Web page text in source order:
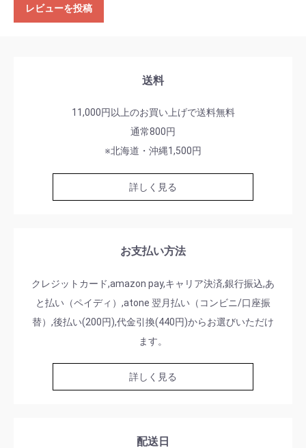
レビューを投稿
送料
11,000円以上のお買い上げで送料無料
通常800円
※北海道・沖縄1,500円
詳しく見る
お支払い方法
クレジットカード,amazon pay,キャリア決済,銀行振込,あ
と払い（ペイディ）,atone 翌月払い（コンビニ/口座振
替）,後払い(200円),代金引換(440円)からお選びいただけ
ます。
詳しく見る
配送日